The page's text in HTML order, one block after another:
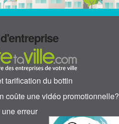
tarification du bottin
coûte une vidéo promotionnelle?
erreur